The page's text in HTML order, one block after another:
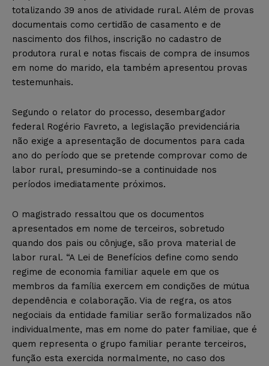
totalizando 39 anos de atividade rural. Além de provas
documentais como certidão de casamento e de
nascimento dos filhos, inscrição no cadastro de
produtora rural e notas fiscais de compra de insumos
em nome do marido, ela também apresentou provas
testemunhais.
Segundo o relator do processo, desembargador
federal Rogério Favreto, a legislação previdenciária
não exige a apresentação de documentos para cada
ano do período que se pretende comprovar como de
labor rural, presumindo-se a continuidade nos
períodos imediatamente próximos.
O magistrado ressaltou que os documentos
apresentados em nome de terceiros, sobretudo
quando dos pais ou cônjuge, são prova material de
labor rural. “A Lei de Benefícios define como sendo
regime de economia familiar aquele em que os
membros da família exercem em condições de mútua
dependência e colaboração. Via de regra, os atos
negociais da entidade familiar serão formalizados não
individualmente, mas em nome do pater familiae, que é
quem representa o grupo familiar perante terceiros,
função esta exercida normalmente, no caso dos